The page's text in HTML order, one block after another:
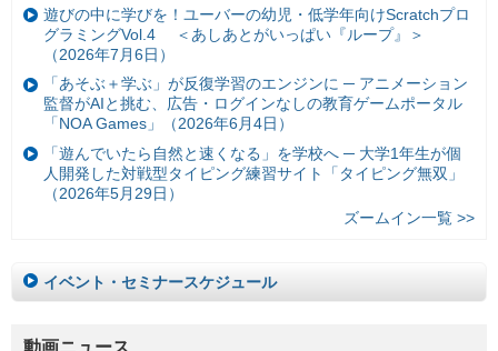
遊びの中に学びを！ユーバーの幼児・低学年向けScratchプロ
グラミングVol.4 ＜あしあとがいっぱい『ループ』＞
（2026年7月6日）
「あそぶ＋学ぶ」が反復学習のエンジンに ─ アニメーション
監督がAIと挑む、広告・ログインなしの教育ゲームポータル
「NOA Games」（2026年6月4日）
「遊んでいたら自然と速くなる」を学校へ ─ 大学1年生が個
人開発した対戦型タイピング練習サイト「タイピング無双」
（2026年5月29日）
ズームイン一覧 >>
イベント・セミナースケジュール